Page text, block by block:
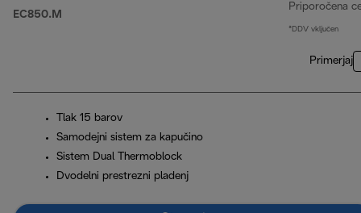
EC850.M
Priporočena
*DDV vključen
Primerjaj
Tlak 15 barov
Samodejni sistem za kapučino
Sistem Dual Thermoblock
Dvodelni prestrezni pladenj